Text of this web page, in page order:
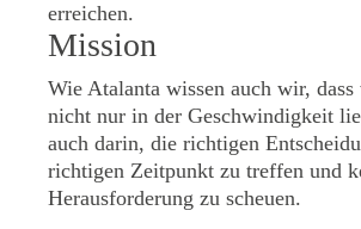
erreichen.
Mission
Wie Atalanta wissen auch wir, dass
nicht nur in der Geschwindigkeit
auch darin, die richtigen
richtigen Zeitpunkt zu treffen und
Herausforderung zu scheuen.